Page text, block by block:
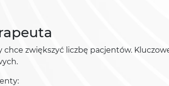
zwiększyć liczbę pacjentów.